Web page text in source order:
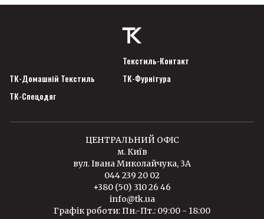
Текстиль-Контакт
ТК-Домашній Текстиль
ТК-Фурнітура
ТК-Спецодяг
ЦЕНТРАЛЬНИЙ ОФІС
м. Київ
вул. Івана Миколайчука, 3А
044 239 20 02
+380 (50) 310 26 46
info@tk.ua
Графік роботи: Пн.-Пт.: 09:00 - 18:00